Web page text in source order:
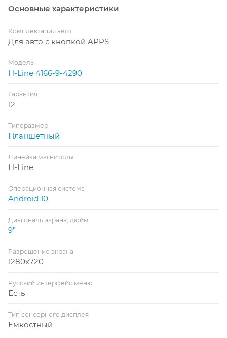
Основные характеристики
Комплектация авто
Для авто с кнопкой APPS
Модель
H-Line 4166-9-4290
Гарантия
12
Типоразмер
Планшетный
Линейка магнитолы
H-Line
Операционная система
Android 10
Диагональ экрана, дюйм
9"
Разрешение экрана
1280x720
Русский интерфейс меню
Есть
Тип сенсорного дисплея
Емкостный